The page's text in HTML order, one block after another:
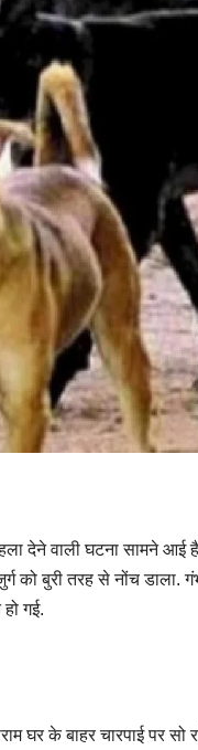
देने वाली घटना सामने आई
को बुरी तरह से नोंच
गई.
घर के बाहर चारपाई पर